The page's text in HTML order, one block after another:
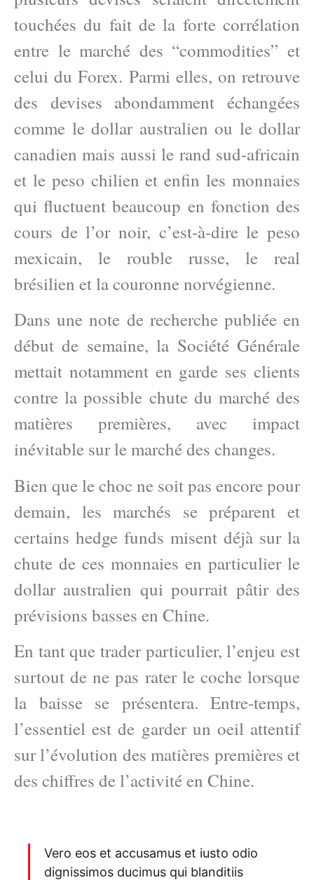
touchées du fait de la forte corrélation
entre le marché des “commodities” et
celui du Forex. Parmi elles, on retrouve
des devises abondamment échangées
comme le dollar australien ou le dollar
canadien mais aussi le rand sud-africain
et le peso chilien et enfin les monnaies
qui fluctuent beaucoup en fonction des
cours de l’or noir, c’est-à-dire le peso
mexicain, le rouble russe, le real
brésilien et la couronne norvégienne.
Dans une note de recherche publiée en
début de semaine, la Société Générale
mettait notamment en garde ses clients
contre la possible chute du marché des
matières premières, avec impact
inévitable sur le marché des changes.
Bien que le choc ne soit pas encore pour
demain, les marchés se préparent et
certains hedge funds misent déjà sur la
chute de ces monnaies en particulier le
dollar australien qui pourrait pâtir des
prévisions basses en Chine.
En tant que trader particulier, l’enjeu est
surtout de ne pas rater le coche lorsque
la baisse se présentera. Entre-temps,
l’essentiel est de garder un oeil attentif
sur l’évolution des matières premières et
des chiffres de l’activité en Chine.
Vero eos et accusamus et iusto odio
dignissimos ducimus qui blanditiis